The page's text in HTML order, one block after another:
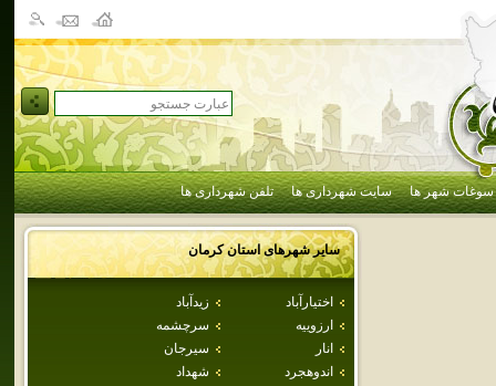
سوغات شهر ها سایت شهرداری ها تلفن شهرداری ها
سایر شهرهای استانكرمان
اختيارآباد
زيدآباد
ارزوييه
سرچشمه
انار
سيرجان
اندوهجرد
شهداد